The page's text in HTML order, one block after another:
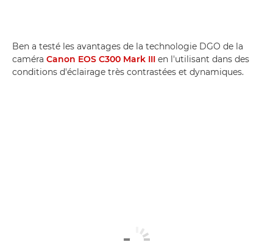
Ben a testé les avantages de la technologie DGO de la
caméra Canon EOS C300 Mark III en l'utilisant dans des
conditions d'éclairage très contrastées et dynamiques.